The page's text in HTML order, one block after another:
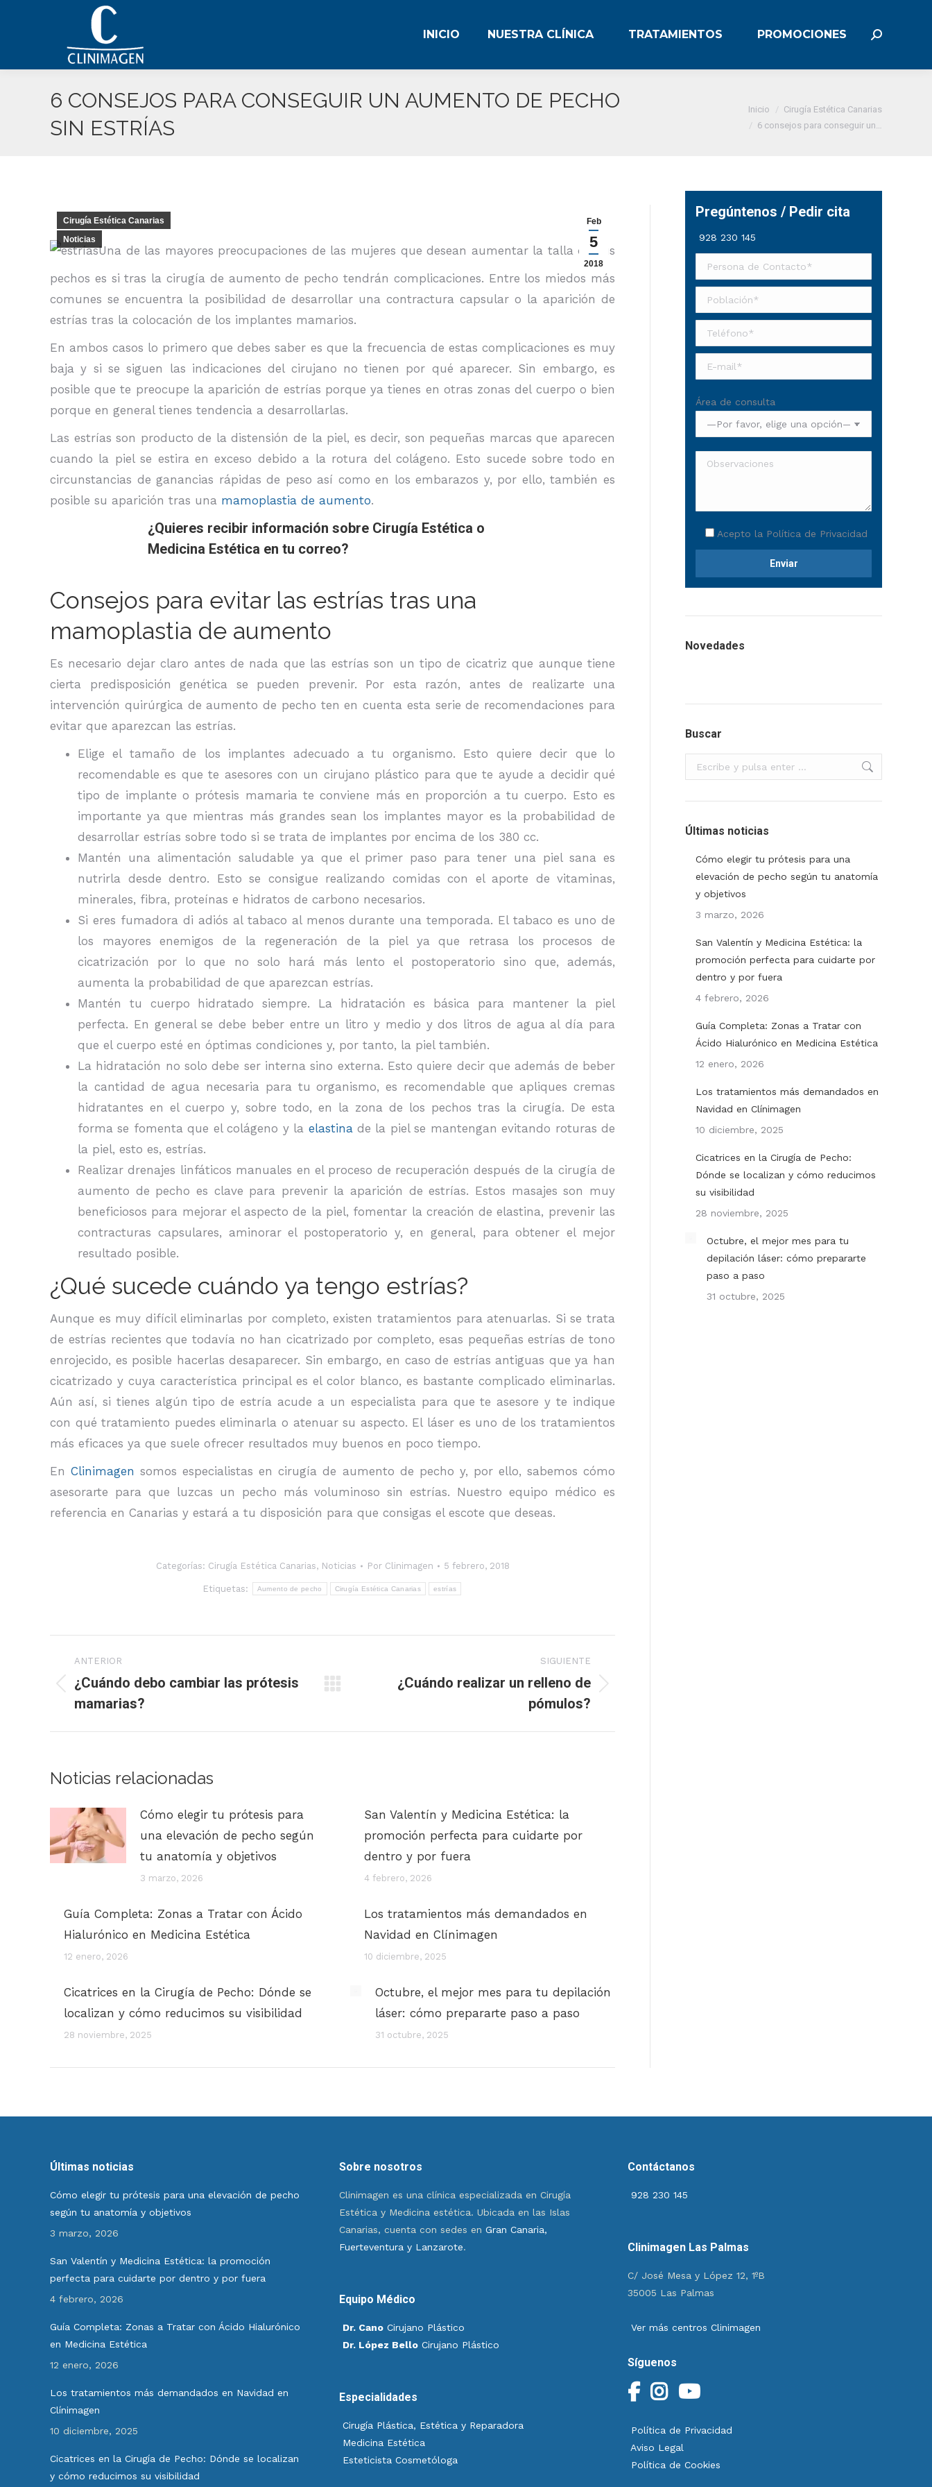
INICIO NUESTRA CLÍNICA TRATAMIENTOS PROMOCIONES Buscar:
6 CONSEJOS PARA CONSEGUIR UN AUMENTO DE PECHO
SIN ESTRÍAS
Inicio
Cirugía Estética Canarias
6 consejos para conseguir un…
Feb
5
2018
Cirugía Estética Canarias
Noticias
Una de las mayores preocupaciones de las mujeres que desean aumentar la talla de sus
pechos es si tras la cirugía de aumento de pecho tendrán complicaciones. Entre los miedos más
comunes se encuentra la posibilidad de desarrollar una contractura capsular o la aparición de
estrías tras la colocación de los implantes mamarios.
En ambos casos lo primero que debes saber es que la frecuencia de estas complicaciones es muy
baja y si se siguen las indicaciones del cirujano no tienen por qué aparecer. Sin embargo, es
posible que te preocupe la aparición de estrías porque ya tienes en otras zonas del cuerpo o bien
porque en general tienes tendencia a desarrollarlas.
Las estrías son producto de la distensión de la piel, es decir, son pequeñas marcas que aparecen
cuando la piel se estira en exceso debido a la rotura del colágeno. Esto sucede sobre todo en
circunstancias de ganancias rápidas de peso así como en los embarazos y, por ello, también es
posible su aparición tras una mamoplastia de aumento.
¿Quieres recibir información sobre Cirugía Estética o
Medicina Estética en tu correo?
Consejos para evitar las estrías tras una
mamoplastia de aumento
Es necesario dejar claro antes de nada que las estrías son un tipo de cicatriz que aunque tiene
cierta predisposición genética se pueden prevenir. Por esta razón, antes de realizarte una
intervención quirúrgica de aumento de pecho ten en cuenta esta serie de recomendaciones para
evitar que aparezcan las estrías.
Elige el tamaño de los implantes adecuado a tu organismo. Esto quiere decir que lo
recomendable es que te asesores con un cirujano plástico para que te ayude a decidir qué
tipo de implante o prótesis mamaria te conviene más en proporción a tu cuerpo. Esto es
importante ya que mientras más grandes sean los implantes mayor es la probabilidad de
desarrollar estrías sobre todo si se trata de implantes por encima de los 380 cc.
Mantén una alimentación saludable ya que el primer paso para tener una piel sana es
nutrirla desde dentro. Esto se consigue realizando comidas con el aporte de vitaminas,
minerales, fibra, proteínas e hidratos de carbono necesarios.
Si eres fumadora di adiós al tabaco al menos durante una temporada. El tabaco es uno de
los mayores enemigos de la regeneración de la piel ya que retrasa los procesos de
cicatrización por lo que no solo hará más lento el postoperatorio sino que, además,
aumenta la probabilidad de que aparezcan estrías.
Mantén tu cuerpo hidratado siempre. La hidratación es básica para mantener la piel
perfecta. En general se debe beber entre un litro y medio y dos litros de agua al día para
que el cuerpo esté en óptimas condiciones y, por tanto, la piel también.
La hidratación no solo debe ser interna sino externa. Esto quiere decir que además de beber
la cantidad de agua necesaria para tu organismo, es recomendable que apliques cremas
hidratantes en el cuerpo y, sobre todo, en la zona de los pechos tras la cirugía. De esta
forma se fomenta que el colágeno y la elastinade la piel se mantengan evitando roturas de
la piel, esto es, estrías.
Realizar drenajes linfáticos manuales en el proceso de recuperación después de la cirugía de
aumento de pecho es clave para prevenir la aparición de estrías. Estos masajes son muy
beneficiosos para mejorar el aspecto de la piel, fomentar la creación de elastina, prevenir las
contracturas capsulares, aminorar el postoperatorio y, en general, para obtener el mejor
resultado posible.
¿Qué sucede cuándo ya tengo estrías?
Aunque es muy difícil eliminarlas por completo, existen tratamientos para atenuarlas. Si se trata
de estrías recientes que todavía no han cicatrizado por completo, esas pequeñas estrías de tono
enrojecido, es posible hacerlas desaparecer. Sin embargo, en caso de estrías antiguas que ya han
cicatrizado y cuya característica principal es el color blanco, es bastante complicado eliminarlas.
Aún así, si tienes algún tipo de estría acude a un especialista para que te asesore y te indique
con qué tratamiento puedes eliminarla o atenuar su aspecto. El láser es uno de los tratamientos
más eficaces ya que suele ofrecer resultados muy buenos en poco tiempo.
EnClinimagen somos especialistas en cirugía de aumento de pecho y, por ello, sabemos cómo
asesorarte para que luzcas un pecho más voluminoso sin estrías. Nuestro equipo médico es
referencia en Canarias y estará a tu disposición para que consigas el escote que deseas.
Categorías: Cirugía Estética Canarias, Noticias Por Clinimagen 5 febrero, 2018
Etiquetas: Aumento de pecho Cirugía Estética Canarias estrías
entre
publicaciones
ANTERIOR
Publicación
¿Cuándo debo cambiar las prótesis
mamarias?
SIGUIENTE
Publicación
¿Cuándo realizar un relleno de
pómulos?
Noticias relacionadas
Cómo elegir tu prótesis para
una elevación de pecho según
tu anatomía y objetivos
3 marzo, 2026
San Valentín y Medicina Estética: la
promoción perfecta para cuidarte por
dentro y por fuera
4 febrero, 2026
Guía Completa: Zonas a Tratar con Ácido
Hialurónico en Medicina Estética
12 enero, 2026
Los tratamientos más demandados en
Navidad en Clínimagen
10 diciembre, 2025
Cicatrices en la Cirugía de Pecho: Dónde se
localizan y cómo reducimos su visibilidad
28 noviembre, 2025
Octubre, el mejor mes para tu depilación
láser: cómo prepararte paso a paso
31 octubre, 2025
Pregúntenos / Pedir cita
928 230 145
Área de consulta
Acepto la Política de Privacidad
Novedades
Buscar
Buscar:
Últimas noticias
Cómo elegir tu prótesis para una
elevación de pecho según tu anatomía
y objetivos
3 marzo, 2026
San Valentín y Medicina Estética: la
promoción perfecta para cuidarte por
dentro y por fuera
4 febrero, 2026
Guía Completa: Zonas a Tratar con
Ácido Hialurónico en Medicina Estética
12 enero, 2026
Los tratamientos más demandados en
Navidad en Clínimagen
10 diciembre, 2025
Cicatrices en la Cirugía de Pecho:
Dónde se localizan y cómo reducimos
su visibilidad
28 noviembre, 2025
Octubre, el mejor mes para tu
depilación láser: cómo prepararte
paso a paso
31 octubre, 2025
Últimas noticias
Cómo elegir tu prótesis para una elevación de pecho
según tu anatomía y objetivos
3 marzo, 2026
San Valentín y Medicina Estética: la promoción
perfecta para cuidarte por dentro y por fuera
4 febrero, 2026
Guía Completa: Zonas a Tratar con Ácido Hialurónico
en Medicina Estética
12 enero, 2026
Los tratamientos más demandados en Navidad en
Clínimagen
10 diciembre, 2025
Cicatrices en la Cirugía de Pecho: Dónde se localizan
y cómo reducimos su visibilidad
Sobre nosotros
Clinimagen es una clínica especializada en Cirugía
Estética y Medicina estética. Ubicada en las Islas
Canarias, cuenta con sedes en Gran Canaria,
Fuerteventura y Lanzarote.
Equipo Médico
Dr. CanoCirujano Plástico
Dr. López BelloCirujano Plástico
Especialidades
Cirugía Plástica, Estética y Reparadora
Medicina Estética
Esteticista Cosmetóloga
Contáctanos
928 230 145
Clinimagen Las Palmas
C/ José Mesa y López 12, 1ºB
35005 Las Palmas
Ver más centros Clinimagen
Síguenos
Política de Privacidad
Aviso Legal
Política de Cookies
INICIO NUESTRA CLÍNICA TRATAMIENTOS PROMOCIONES Buscar: